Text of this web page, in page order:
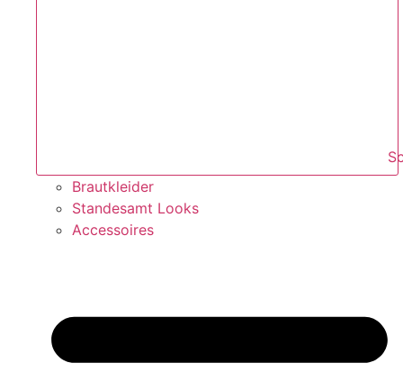
Brautkleider
Standesamt Looks
Accessoires